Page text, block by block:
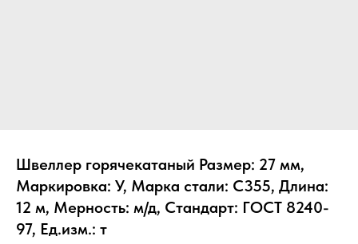
Швеллер горячекатаный Размер: 27 мм,
Маркировка: У, Марка стали: С355, Длина:
12 м, Мерность: м/д, Стандарт: ГОСТ 8240-
97, Ед.изм.: т